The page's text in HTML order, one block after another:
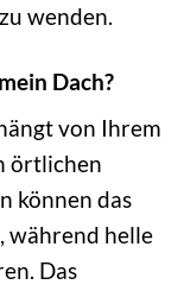
wenden.
Dach?
von Ihrem
örtlichen
können das
während helle
Das